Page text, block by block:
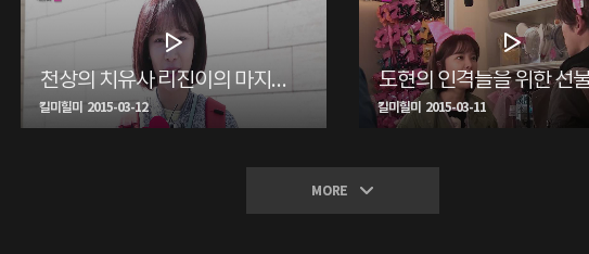
천상의 치유사 리진이의 마지막 인사, 황정음 편 <생생현장>
킬미힐미 2015-03-12 킬미힐미 2015-03-11